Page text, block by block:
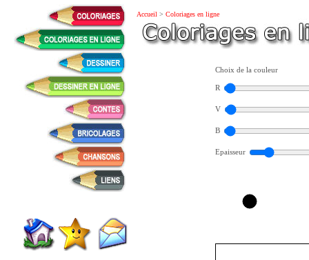
Accueil > Coloriages en ligne
Choix de la couleur
R
V
B
Epaisseur